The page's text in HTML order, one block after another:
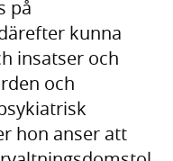
på
kunna
insatser och
och
hon anser att